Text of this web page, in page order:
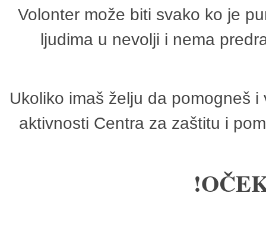
Volonter može biti svako ko je
ljudima u nevolji i nema
Ukoliko imaš želju da pomogneš
aktivnosti Centra za zaštitu i